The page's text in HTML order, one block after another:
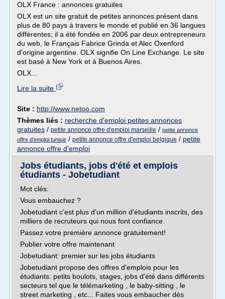
OLX France : annonces gratuites
OLX est un site gratuit de petites annonces présent dans
plus de 80 pays à travers le monde et publié en 36 langues
différentes; il a été fondée en 2006 par deux entrepreneurs
du web, le Français Fabrice Grinda et Alec Oxenford
d'origine argentine. OLX signifie On Line Exchange. Le site
est basé à New York et à Buenos Aires.
OLX...
Lire la suite
Site : http://www.netoo.com
Thèmes liés : recherche d'emploi petites annonces
gratuites / petite annonce offre d'emploi marseille / petite annonce
offre d'emploi tunisie / petite annonce offre d'emploi belgique / petite
annonce offre d'emploi
Jobs étudiants, jobs d'été et emplois
étudiants - Jobetudiant
Mot clés:
Vous embauchez ?
Jobetudiant c'est plus d'un million d'étudiants inscrits, des
milliers de recruteurs qui nous font confiance.
Passez votre première annonce gratuitement!
Publier votre offre maintenant
Jobetudiant: premier sur les jobs étudiants
Jobetudiant propose des offres d'emplois pour les
étudiants: petits boulots, stages, jobs d'été dans différents
secteurs tel que le télémarketing , le baby-sitting , le
street marketing , etc... Faites vous embaucher dès